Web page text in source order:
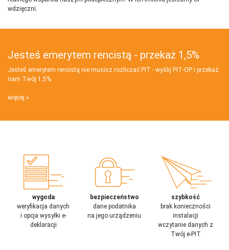
wdzięczni.
Jesteś emerytem rencistą - przekaż 1,5%
Jesteś emerytem rencistą nie musisz rozliczać PIT - wyślij PIT‑OP i przekaż
nam Twój 1,5%
więcej
wygoda
weryfikacja danych
i opcja wysyłki e-
deklaracji
bezpieczeństwo
dane podatnika
na jego urządzeniu
szybkość
brak konieczności
instalacji
wczytanie danych z
Twój e-PIT